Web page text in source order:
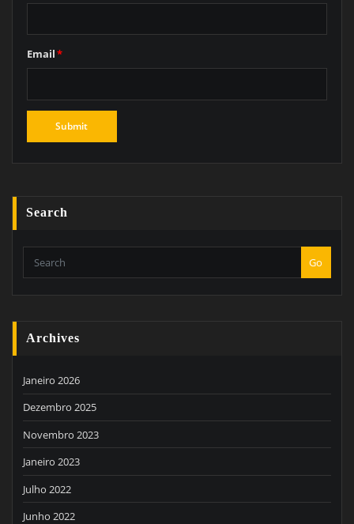
Email*
Search
Go
Archives
Janeiro 2026
Dezembro 2025
Novembro 2023
Janeiro 2023
Julho 2022
Junho 2022